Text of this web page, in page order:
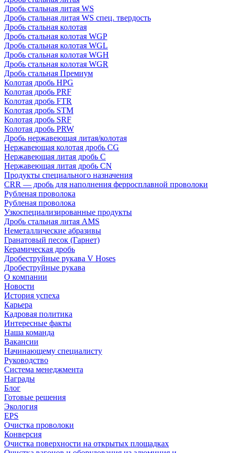
Дробь стальная литая WS
Дробь стальная литая WS спец. твердость
Дробь стальная колотая
Дробь стальная колотая WGP
Дробь стальная колотая WGL
Дробь стальная колотая WGH
Дробь стальная колотая WGR
Дробь стальная Премиум
Колотая дробь HPG
Колотая дробь PRF
Колотая дробь FTR
Колотая дробь STM
Колотая дробь SRF
Колотая дробь PRW
Дробь нержавеющая литая/колотая
Нержавеющая колотая дробь CG
Нержавеющая литая дробь C
Нержавеющая литая дробь CN
Продукты специального назначения
CRR — дробь для наполнения ферросплавной проволоки
Рубленая проволока
Рубленая проволока
Узкоспециализированные продукты
Дробь стальная литая AMS
Неметаллические абразивы
Гранатовый песок (Гарнет)
Керамическая дробь
Дробеструйные рукава V Hoses
Дробеструйные рукава
О компании
Новости
История успеха
Карьера
Кадровая политика
Интересные факты
Наша команда
Вакансии
Начинающему специалисту
Руководство
Система менеджмента
Награды
Блог
Готовые решения
Экология
EPS
Очистка проволоки
Конверсия
Очистка поверхности на открытых площадках